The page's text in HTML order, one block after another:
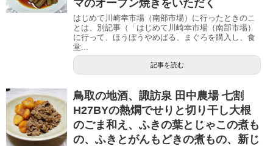
マのオーブン焼きをいただく
はじめて川崎幸市場（南部市場）に行ったときのこ
とは、別記事（「はじめて川崎幸市場（南部市場）
に行って、ほうぼうやめばる、まぐろを購入し、食
堂...
記事を読む
鳥取の地酒、諏訪泉 田中農場 七割
H27BYの熱燗でせりと切り干し大根
のごま和え、ふきの葉とじゃこの煮も
の、ふきとがんもどきの煮もの、新じ